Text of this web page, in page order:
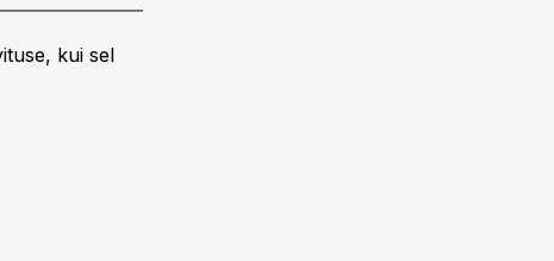
kui sel